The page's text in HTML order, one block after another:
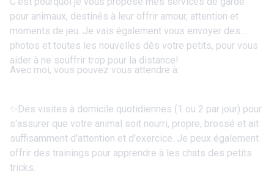
pour animaux, destinés à leur offrir amour, attention et
moments de jeu. Je vais également vous envoyer des
photos et toutes les nouvelles dès votre petits, pour vous
aider à ne souffrir trop pour la distance!
Avec moi, vous pouvez vous attendre à:
✨Des visites à domicile quotidiennes (1 ou 2 par jour) pour
s'assurer que votre animal soit nourri, propre, brossé et ait
suffisamment d'attention et d'exercice. Je peux également
offrir des trainings pour apprendre à les chats des petits
tricks.